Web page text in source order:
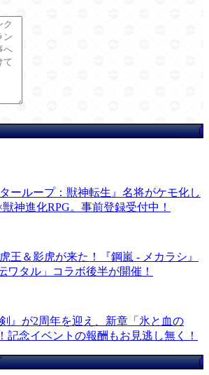
ーループ：獣神転生』名将がケモ化し
神進化RPG。事前登録受付中！
王＆影虎が来た！『鋼嵐 - メカラシ』
ワタル」コラボ後半が開催！
』が2周年を迎え、新章「氷と血の
記念イベントの報酬もお見逃し無く！